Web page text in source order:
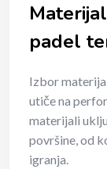
padel
Izbor
utiče na
materijali
površine, od
igranja.